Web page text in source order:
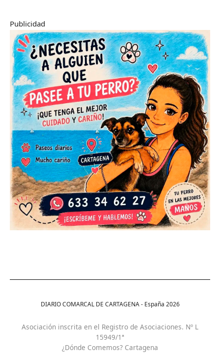
Publicidad
DIARIO COMARCAL DE CARTAGENA - España 2026
Asociación inscrita en el Registro de Asociaciones. Nº L
15949/1ª
¿Dónde Comemos? Cartagena